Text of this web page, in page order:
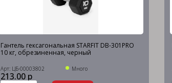
Гантель гексагональная STARFIT DB-301PRO
10 кг, обрезиненная, черный
Арт: ЦБ-00003802 Много
213.00 р